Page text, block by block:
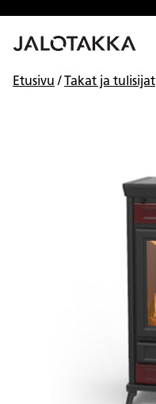
Etusivu /Takat ja tulisijat